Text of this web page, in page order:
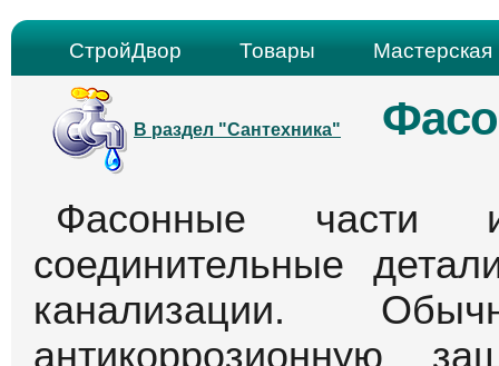
СтройДвор Товары Мастерская
В раздел "Сантехника"
Фасонные
соединительные
канализации.
антикоррозионную